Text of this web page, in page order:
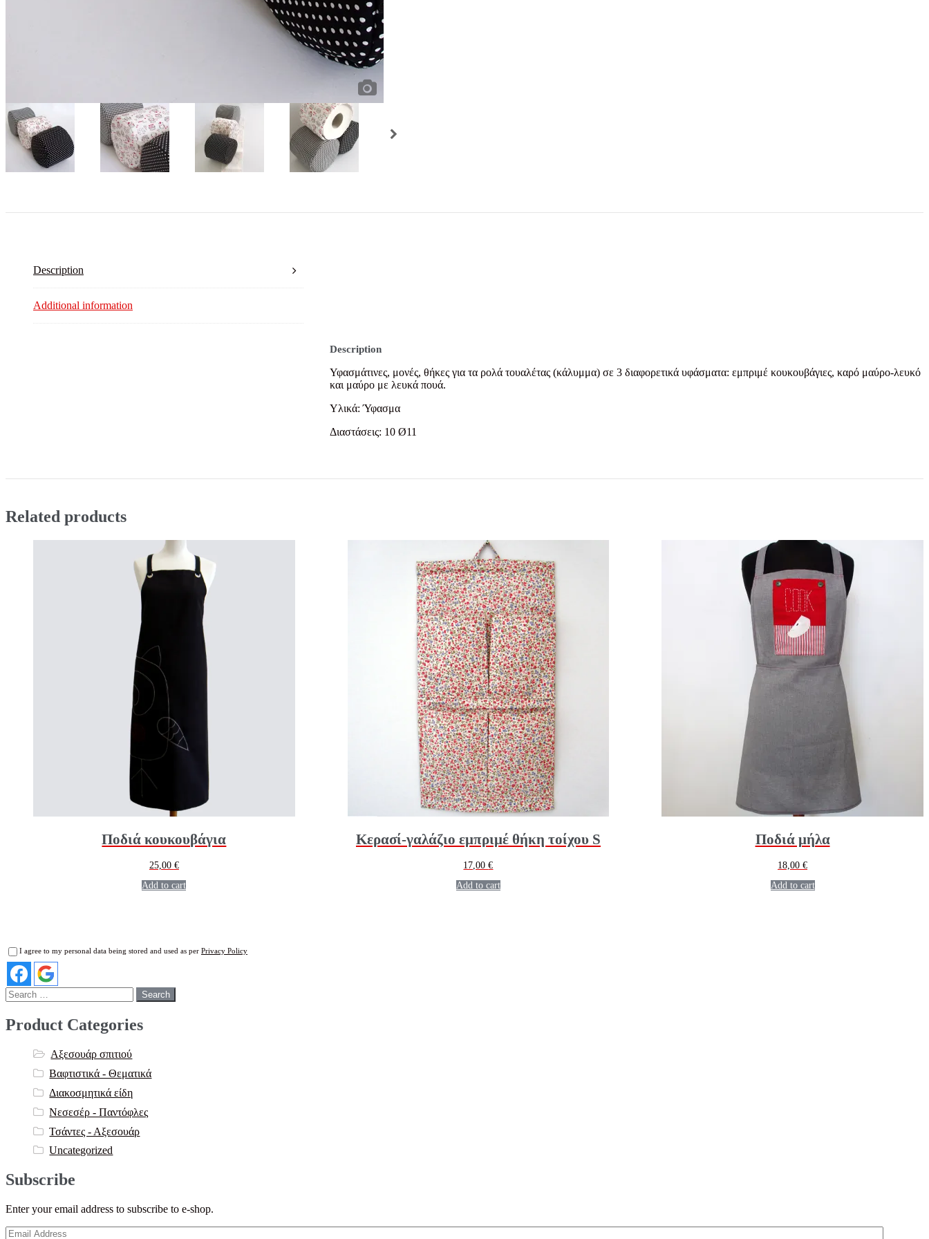
Description
Additional information
Description
Υφασμάτινες, μονές, θήκες για τα ρολά τουαλέτας (κάλυμμα) σε 3 διαφορετικά υφάσματα: εμπριμέ κουκουβάγιες, καρό μαύρο-λευκό
και μαύρο με λευκά πουά.
Υλικά: Ύφασμα
Διαστάσεις: 10 Ø11
Related products
Ποδιά κουκουβάγια
25,00 €
Add to cart
Κερασί-γαλάζιο εμπριμέ θήκη τοίχου S
17,00€
Add to cart
Ποδιά μήλα
18,00€
Add to cart
I agree to my personal data being stored and used as per Privacy Policy
Search
for:
Product Categories
Αξεσουάρ σπιτιού
Βαφτιστικά - Θεματικά
Διακοσμητικά είδη
Νεσεσέρ - Παντόφλες
Τσάντες - Αξεσουάρ
Uncategorized
Subscribe
Enter your email address to subscribe to e-shop.
Email